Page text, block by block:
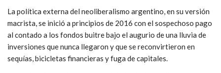
La política externa del neoliberalismo argentino, en su versión
macrista, se inició a principios de 2016 con el sospechoso pago
al contado a los fondos buitre bajo el augurio de una lluvia de
inversiones que nunca llegaron y que se reconvirtieron en
sequías, bicicletas financieras y fuga de capitales.